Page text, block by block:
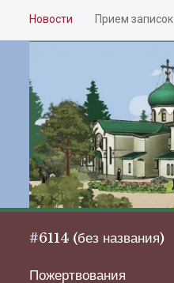
Новости Прием записок
#6114 (без названия)
Пожертвования